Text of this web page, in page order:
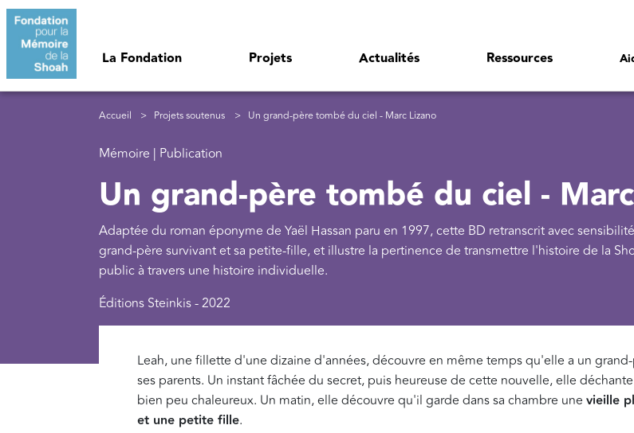
Aller au contenu principal
La Fondation Projets Actualités Ressources
Fil d'Ariane
Accueil Projets soutenus Un grand-père tombé du ciel - Marc Lizano
Mémoire | Publication
Un grand-père tombé du ciel -
Adaptée du roman éponyme de Yaël Hassan paru en 1997, cette BD retranscrit avec
grand-père survivant et sa petite-fille, et illustre la pertinence de transmettre l'histoire de la
public à travers une histoire individuelle.
Éditions Steinkis - 2022
Leah, une fillette d'une dizaine d'années, découvre en même temps qu'elle a un
ses parents. Un instant fâchée du secret, puis heureuse de cette nouvelle, elle
bien peu chaleureux. Un matin, elle découvre qu'il garde dans sa chambre une vieille
et une petite fille.